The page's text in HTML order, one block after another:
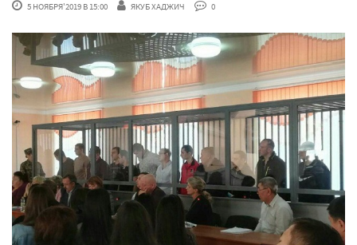
5 НОЯБРЯ'2019 В 15:00 ЯКУБ ХАДЖИЧ 0